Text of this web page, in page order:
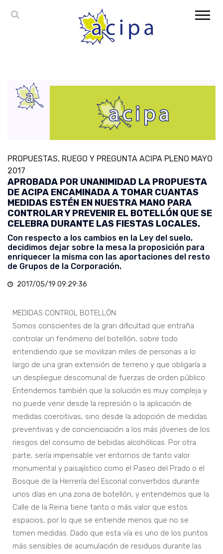
PROPUESTAS, RUEGO Y PREGUNTA ACIPA PLENO MAYO
2017
APROBADA POR UNANIMIDAD LA PROPUESTA
DE ACIPA ENCAMINADA A TOMAR CUANTAS
MEDIDAS ESTÉN EN NUESTRA MANO PARA
CONTROLAR Y PREVENIR EL BOTELLÓN QUE SE
CELEBRA DURANTE LAS FIESTAS LOCALES.
Con respecto a los cambios en la Ley del suelo,
decidimos dejar sobre la mesa la proposición para
enriquecer la misma con las aportaciones del resto
de Grupos de la Corporación.
2017/05/19 09:29:36
MEDIDAS CONTROL BOTELLÓN
Somos conscientes de la gran dificultad que entraña
controlar un fenómeno del botellón, sobre todo
entendiendo que se movilizan miles de personas a lo
largo de una gran extensión de terreno y que obligaría a
un despliegue descomunal de fuerzas de orden público.
Entendemos también que la solución es muy compleja y
no puede venir desde la represión o la aplicación de
medidas coercitivas, sino desde la adopción de medidas
preventivas y de concienciación a los más jóvenes de los
riesgos del consumo de bebidas alcohólicas. Por otra
parte, sería impensable ver entornos de tanto valor
monumental y paisajístico como el Paseo del Prado o el
Bosque de la Herrería del Escorial convertidos durante
unos días en una zona de botellón, y entendemos que la
Calle de la Reina tiene tanto o más valor que estos
espacios, por lo que se entiende menos que no se
tomen medidas. Dado que esta vía es uno de los puntos
más sensibles de acumulación de residuos durante las